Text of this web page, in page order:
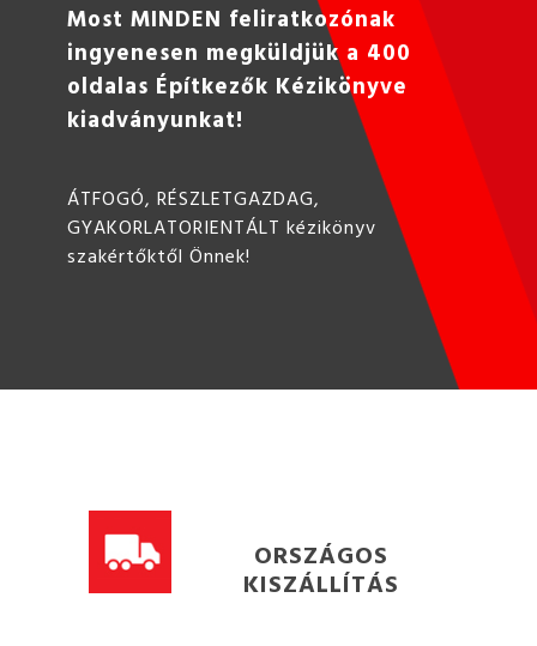
Most MINDEN feliratkozónak
ingyenesen megküldjük a 400
oldalas Építkezők Kézikönyve
kiadványunkat!
ÁTFOGÓ, RÉSZLETGAZDAG,
GYAKORLATORIENTÁLT kézikönyv
szakértőktől Önnek!
ORSZÁGOS
KISZÁLLÍTÁS